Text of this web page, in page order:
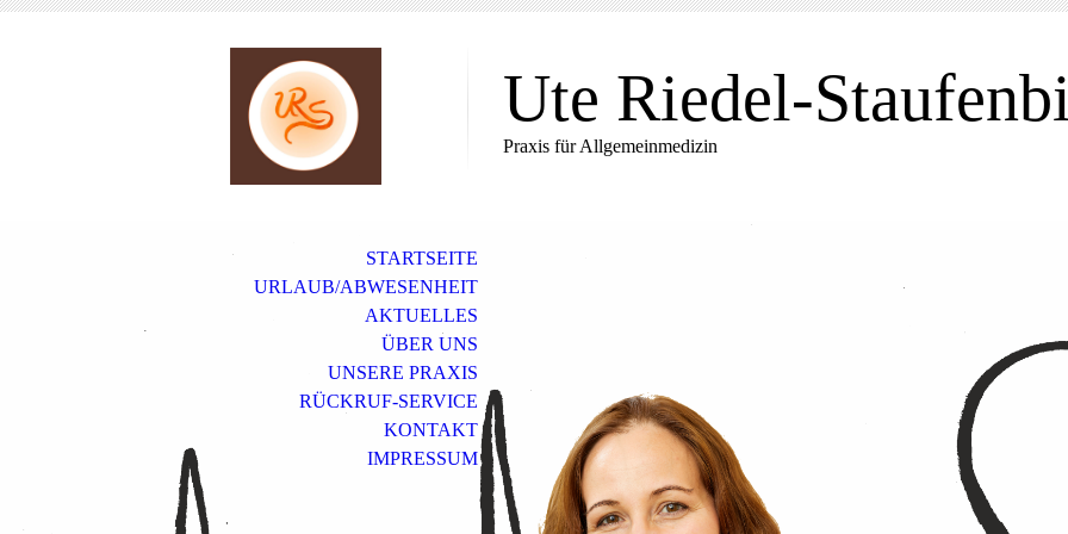
Ute Riedel-
Praxis für Allgemeinmedizin
STARTSEITE
URLAUB/ABWESENHEIT
AKTUELLES
ÜBER UNS
UNSERE PRAXIS
RÜCKRUF-SERVICE
KONTAKT
IMPRESSUM